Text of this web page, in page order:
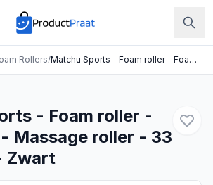
Rollers/ Matchu Sports - Foam roller - Foamroller - Massage roller - 33 cm - Hard - Zwart
- Foam roller -
Massage roller - 33
Zwart